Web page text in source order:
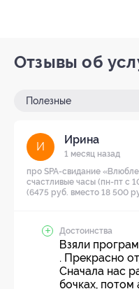
Отзывы об
Полезные
И
Ирина
1 месяц назад
про SPA-свидание
счастливые часы (пн-пт с
(6475 руб. вместо 18 500
Достоинства
Взяли
. Прекрасно
Сначала нас
бочках, потом